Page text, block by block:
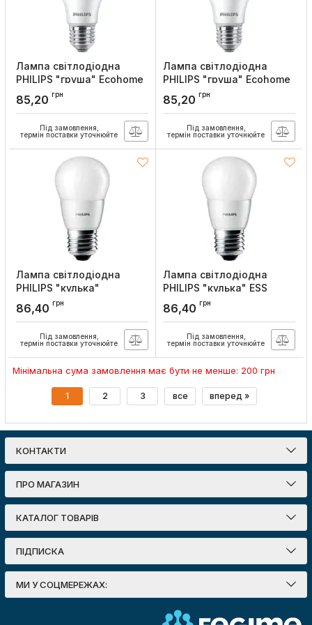
Лампа світлодіодна
PHILIPS "груша" Ecohome
LED Bulb 11W 950lm E27
865 RCA
85,20 грн
Під замовлення,
термін поставки уточнюйте
Лампа світлодіодна
PHILIPS "груша" Ecohome
LED Bulb 11W 900lm E27
830 RCA
85,20 грн
Під замовлення,
термін поставки уточнюйте
Лампа світлодіодна
PHILIPS "кулька"
ESSLEDLustre 6W 620lm
E27 840 P45 ND FR RCA
86,40 грн
Під замовлення,
термін поставки уточнюйте
Лампа світлодіодна
PHILIPS "кулька" ESS
LEDLustre 6W 620lm E27
827 P45 ND FR RCA
86,40 грн
Під замовлення,
термін поставки уточнюйте
Мінімальна сума замовлення має бути не менше: 200 грн
1 2 3 все вперед »
КОНТАКТИ
ПРО МАГАЗИН
КАТАЛОГ ТОВАРІВ
ПІДПИСКА
МИ У СОЦМЕРЕЖАХ: